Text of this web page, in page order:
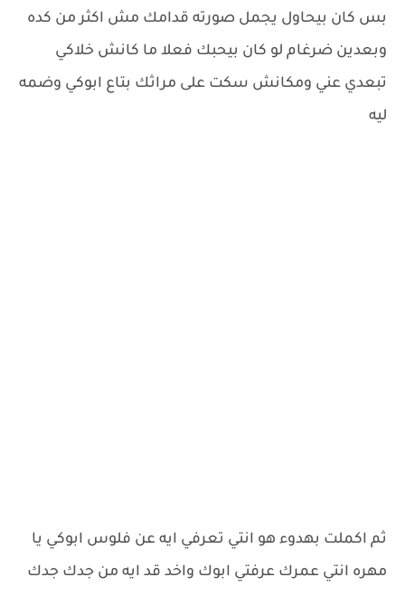
بس كان بيحاول يجمل صورته قدامك مش اكثر من كده
وبعدين ضرغام لو كان بيحبك فعلا ما كانش خلاكي
تبعدي عني ومكانش سكت على مراثك بتاع ابوكي وضمه
ليه
ثم اكملت بهدوء هو انتي تعرفي ايه عن فلوس ابوكي يا
مهره انتي عمرك عرفتي ابوك واخد قد ايه من جدك جدك